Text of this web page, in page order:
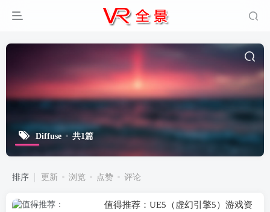
Diffuse 共1篇
排序 更新 浏览 点赞 评论
值得推荐：UE5（虚幻引擎5）游戏资